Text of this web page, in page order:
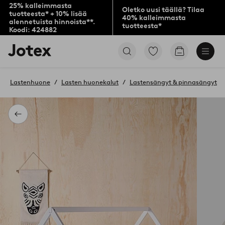
25% kalleimmasta
tuotteesta* + 10% lisää
alennetuista hinnoista**.
Koodi: 424882
Oletko uusi täällä? Tilaa
40% kalleimmasta
tuotteesta*
Jotex-
logo
aloitussivulle
Siirry
Siirry
Takaisin
Lastenhuone Lasten huonekalut Lastensängyt & pinnasängyt